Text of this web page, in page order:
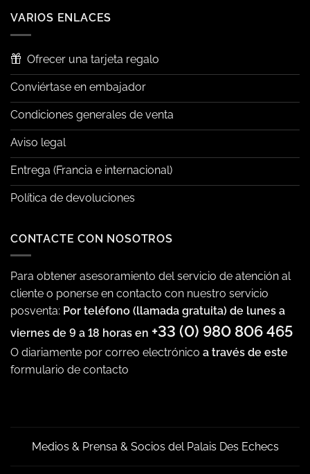
VARIOS ENLACES
Ofrecer una tarjeta regalo
Conviértase en embajador
Condiciones generales de venta
Aviso legal
Entrega (Francia e internacional)
Política de devoluciones
CONTACTE CON NOSOTROS
Para obtener asesoramiento del servicio de atención al
cliente o ponerse en contacto con nuestro servicio
posventa: Por teléfono (llamada gratuita) de lunes a
viernes de 9 a 18 horas en +33 (0) 980 806 465
O diariamente por correo electrónico a través de este
formulario de contacto
Medios & Prensa & Socios del Palais Des Echecs